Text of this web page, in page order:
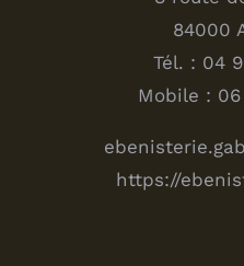
84000
Tél. : 04
Mobile :
https://